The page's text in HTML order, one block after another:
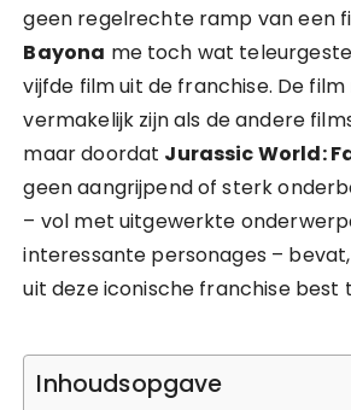
geen regelrechte ramp van een
Bayona me toch wat
vijfde film uit de franchise. De
vermakelijk zijn als de andere
maar doordat Jurassic World:
geen aangrijpend of sterk
– vol met uitgewerkte
interessante personages –
uit deze iconische franchise best
Inhoudsopgave